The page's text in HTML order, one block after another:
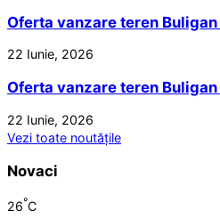
Oferta vanzare teren
22 Iunie, 2026
Oferta vanzare teren
22 Iunie, 2026
Vezi toate noutățile
Novaci
26°C